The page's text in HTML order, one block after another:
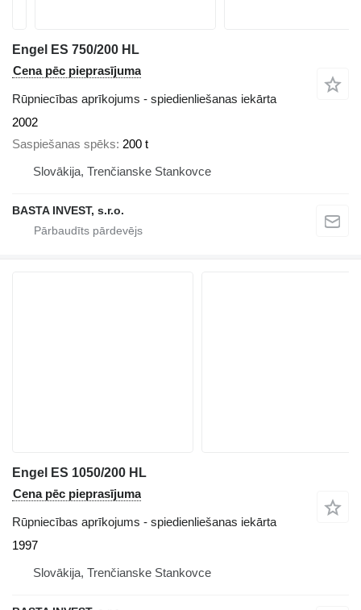
Engel ES 750/200 HL
Cena pēc pieprasījuma
Rūpniecības aprīkojums - spiedienliešanas iekārta
2002
Saspiešanas spēks 200 t
Slovākija, Trenčianske Stankovce
BASTA INVEST, s.r.o.
Engel ES 1050/200 HL
Cena pēc pieprasījuma
Rūpniecības aprīkojums - spiedienliešanas iekārta
1997
Slovākija, Trenčianske Stankovce